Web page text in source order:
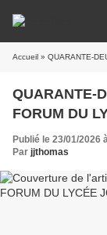
Accueil » QUARANTE-
QUARANTE-
FORUM DU
Publié le 23/01/2026
Par jjthomas